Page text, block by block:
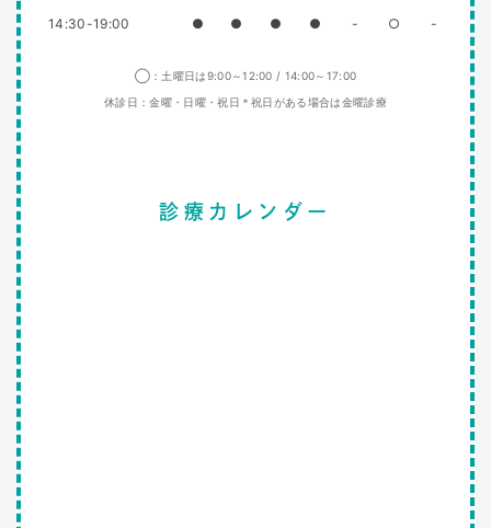
14:30-19:00 ● ● ● ● - ○ -
◯：土曜日は9:00～12:00 / 14:00～17:00
休診日：金曜・日曜・祝日＊祝日がある場合は金曜診療
診療カレンダー